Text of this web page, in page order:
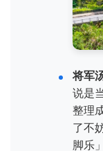
将军
说是
整理
了不
脚乐